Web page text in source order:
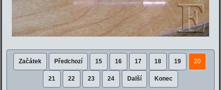
Začátek Předchozí 15 16 17 18 19 20
21 22 23 24 Další Konec